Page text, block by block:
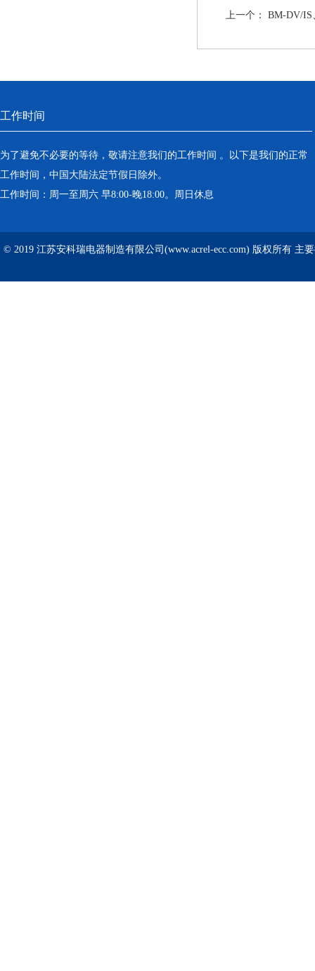
上一个： BM-DV/IS
工作时间
为了避免不必要的等待，敬请注意我们的工作时间 。以下是我们的正常
工作时间，中国大陆法定节假日除外。
工作时间：周一至周六 早8:00-晚18:00。周日休息
© 2019 江苏安科瑞电器制造有限公司(www.acrel-ecc.com) 版权所有 主